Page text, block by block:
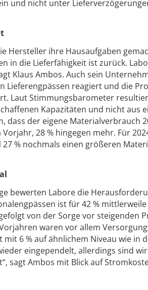
und nicht unter
Hersteller ihre Hausaufgaben
in die Lieferfähigkeit ist zurück.
Klaus Ambos. Auch sein
Lieferengpässen reagiert und die
Laut Stimmungsbarometer
Kapazitäten und nicht aus
dass der eigene Materialverbrauch
28 % hingegen mehr. Für
% nochmals einen größeren
bewerten Labore die
ist für 42 %
von der Sorge vor steigenden
waren vor allem
6 % auf ähnlichem Niveau wie in
eingependelt, allerdings sind
sagt Ambos mit Blick auf